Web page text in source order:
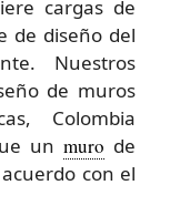
cargas de
de diseño del
Nuestros
de muros
Colombia
un muro de
con el